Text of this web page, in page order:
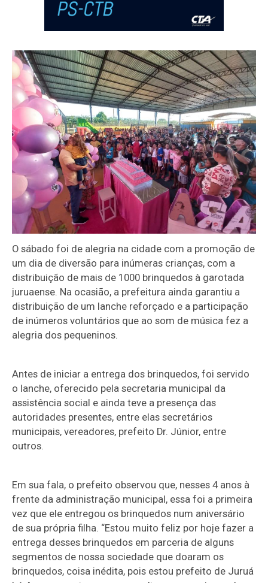
O sábado foi de alegria na cidade com a promoção de
um dia de diversão para inúmeras crianças, com a
distribuição de mais de 1000 brinquedos à garotada
juruaense. Na ocasião, a prefeitura ainda garantiu a
distribuição de um lanche reforçado e a participação
de inúmeros voluntários que ao som de música fez a
alegria dos pequeninos.
Antes de iniciar a entrega dos brinquedos, foi servido
o lanche, oferecido pela secretaria municipal da
assistência social e ainda teve a presença das
autoridades presentes, entre elas secretários
municipais, vereadores, prefeito Dr. Júnior, entre
outros.
Em sua fala, o prefeito observou que, nesses 4 anos à
frente da administração municipal, essa foi a primeira
vez que ele entregou os brinquedos num aniversário
de sua própria filha. “Estou muito feliz por hoje fazer a
entrega desses brinquedos em parceria de alguns
segmentos de nossa sociedade que doaram os
brinquedos, coisa inédita, pois estou prefeito de Juruá